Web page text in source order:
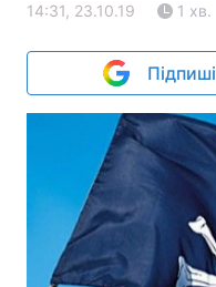
14:31, 23.10.19 1 хв.